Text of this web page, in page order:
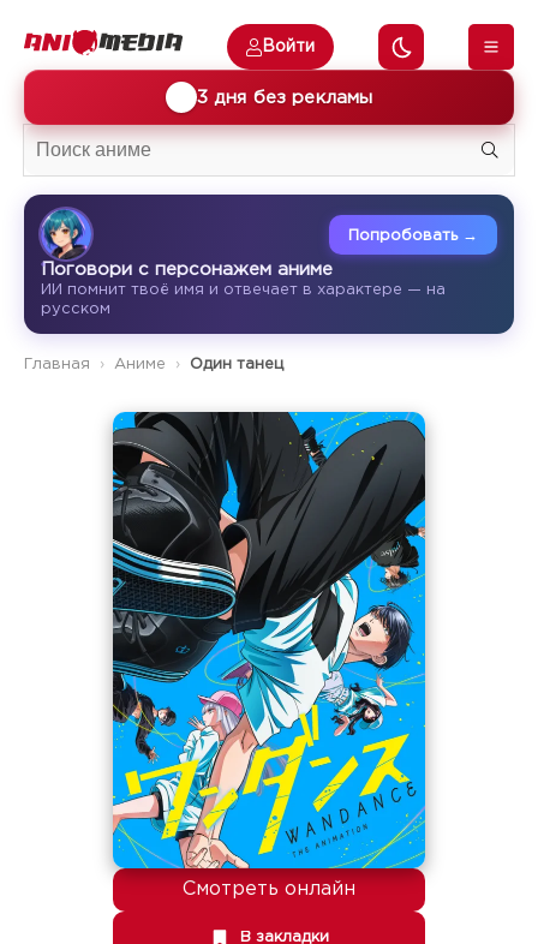
3 дня без рекламы
Войти
Поговори с персонажем аниме
ИИ помнит твоё имя и отвечает в характере — на
русском
Попробовать →
Главная Аниме Один танец
Смотреть онлайн
В закладки